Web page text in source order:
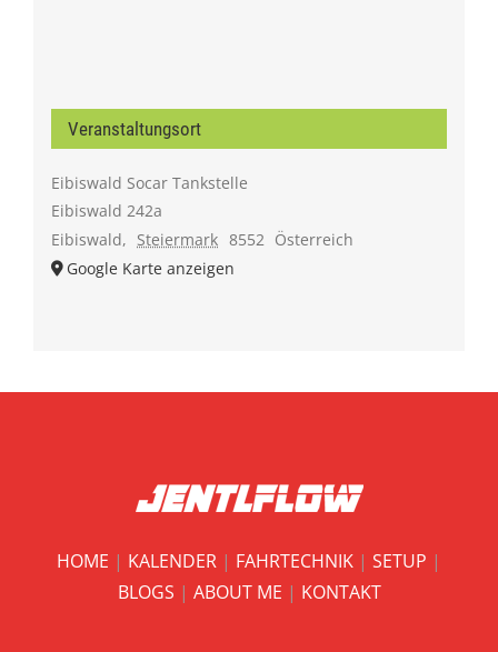
Veranstaltungsort
Eibiswald Socar Tankstelle
Eibiswald 242a
Eibiswald, Steiermark 8552 Österreich
Google Karte anzeigen
HOME | KALENDER | FAHRTECHNIK | SETUP |
BLOGS | ABOUT ME | KONTAKT